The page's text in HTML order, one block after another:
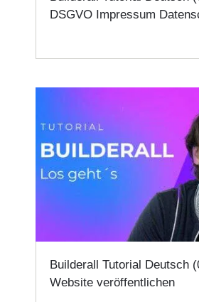
DSGVO Impressum
Builderall Tutorial Deutsch
Website veröffentlichen